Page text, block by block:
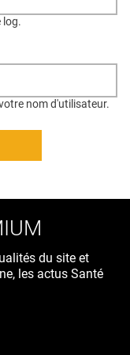
log.
nom d'utilisateur.
du site et
les actus Santé